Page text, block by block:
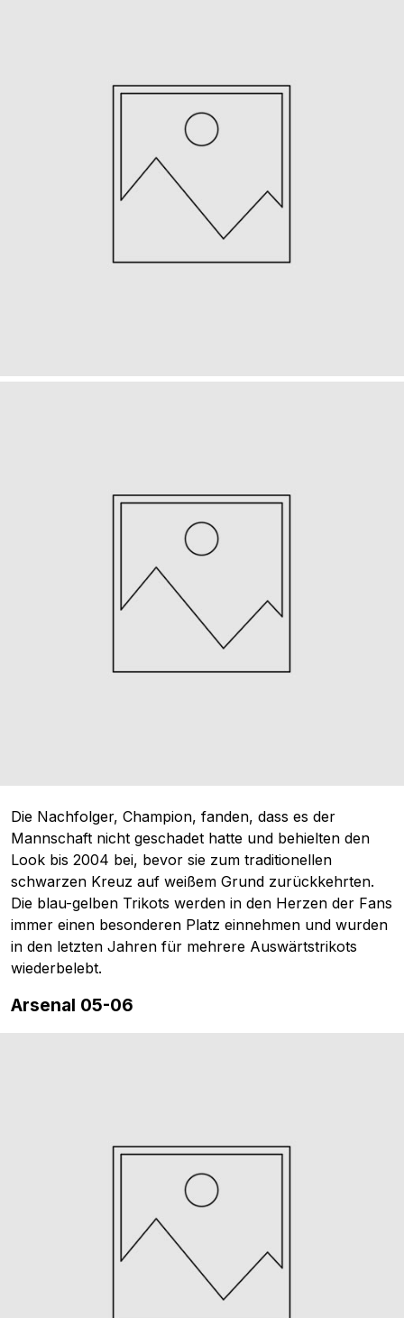
Die Nachfolger, Champion, fanden, dass es der
Mannschaft nicht geschadet hatte und behielten den
Look bis 2004 bei, bevor sie zum traditionellen
schwarzen Kreuz auf weißem Grund zurückkehrten.
Die blau-gelben Trikots werden in den Herzen der Fans
immer einen besonderen Platz einnehmen und wurden
in den letzten Jahren für mehrere Auswärtstrikots
wiederbelebt.
Arsenal 05-06